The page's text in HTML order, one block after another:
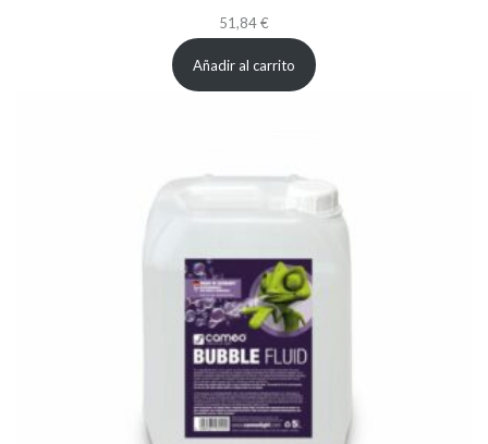
51,84€
Añadir al carrito